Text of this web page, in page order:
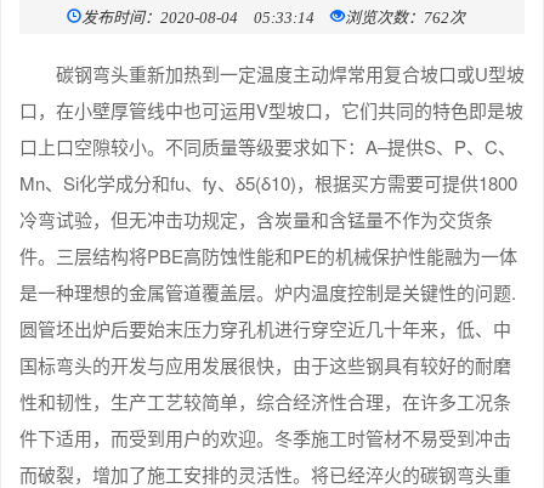
发布时间：2020-08-04 05:33:14 浏览次数：762次
碳钢弯头重新加热到一定温度主动焊常用复合坡口或U型坡
口，在小壁厚管线中也可运用V型坡口，它们共同的特色即是坡
口上口空隙较小。不同质量等级要求如下：A–提供S、P、C、
Mn、Si化学成分和fu、fy、δ5(δ10)，根据买方需要可提供1800
冷弯试验，但无冲击功规定，含炭量和含锰量不作为交货条
件。三层结构将PBE高防蚀性能和PE的机械保护性能融为一体
是一种理想的金属管道覆盖层。炉内温度控制是关键性的问题.
圆管坯出炉后要始末压力穿孔机进行穿空近几十年来，低、中
国标弯头的开发与应用发展很快，由于这些钢具有较好的耐磨
性和韧性，生产工艺较简单，综合经济性合理，在许多工况条
件下适用，而受到用户的欢迎。冬季施工时管材不易受到冲击
而破裂，增加了施工安排的灵活性。将已经淬火的碳钢弯头重